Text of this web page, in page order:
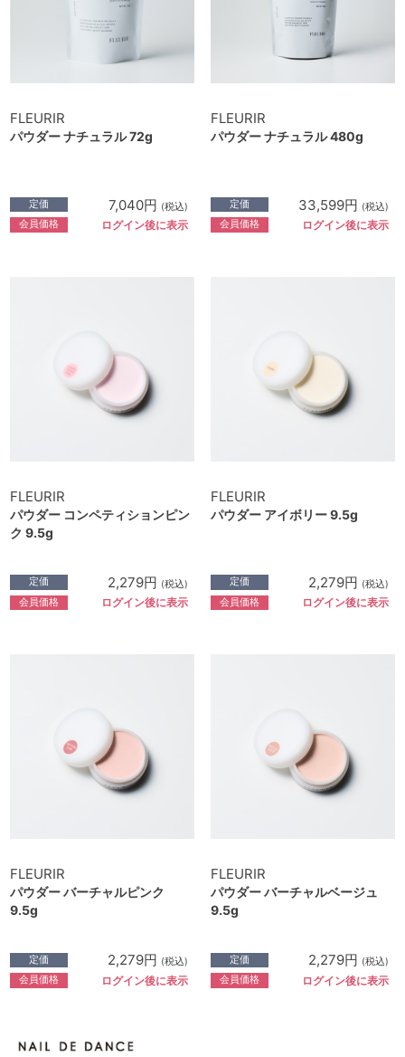
FLEURIR
パウダー ナチュラル 72g
定価 7,040円 (税込)
会員価格 ログイン後に表示
FLEURIR
パウダー ナチュラル 480g
定価 33,599円 (税込)
会員価格 ログイン後に表示
FLEURIR
パウダー コンペティションピン
ク 9.5g
定価 2,279円 (税込)
会員価格 ログイン後に表示
FLEURIR
パウダー アイボリー 9.5g
定価 2,279円 (税込)
会員価格 ログイン後に表示
FLEURIR
パウダー バーチャルピンク
9.5g
定価 2,279円 (税込)
会員価格 ログイン後に表示
FLEURIR
パウダー バーチャルベージュ
9.5g
定価 2,279円 (税込)
会員価格 ログイン後に表示